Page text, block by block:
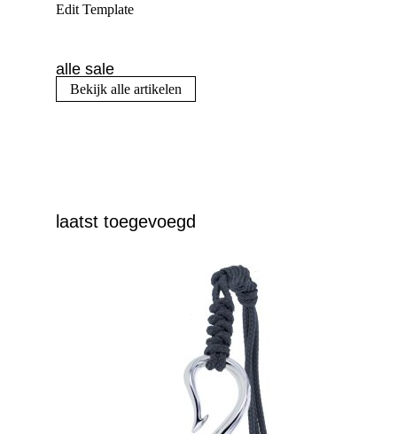
Edit Template
alle sale
Bekijk alle artikelen
laatst toegevoegd